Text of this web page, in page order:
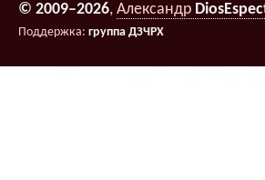
© 2009–2026, Александр
Поддержка: группа ДЗЧРХ